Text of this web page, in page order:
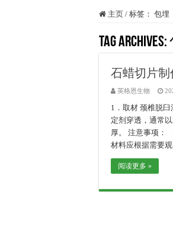
主页 / 标签： 包埋
Tag Archives:
石蜡切片
英格恩生物
1．取材 颈椎脱
定剂穿透，通常
厚。 注意事项：
材料应根据需要
阅读更多 »